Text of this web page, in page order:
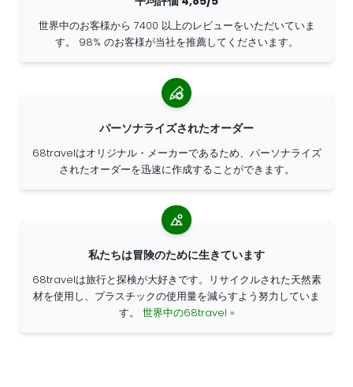
世界中のお客様から 7400 以上のレビューをいただいていま
す。 98% のお客様が当社を推薦してくださいます。
パーソナライズされたオーダー
68travelはオリジナル・メーカーであるため、パーソナライズ
されたオーダーを迅速に作成することができます。
私たちは冒険のために生きています
68travelは旅行と探検が大好きです。リサイクルされた天然素
材を使用し、プラスチックの使用量を減らすよう努力していま
す。 世界中の68travel »